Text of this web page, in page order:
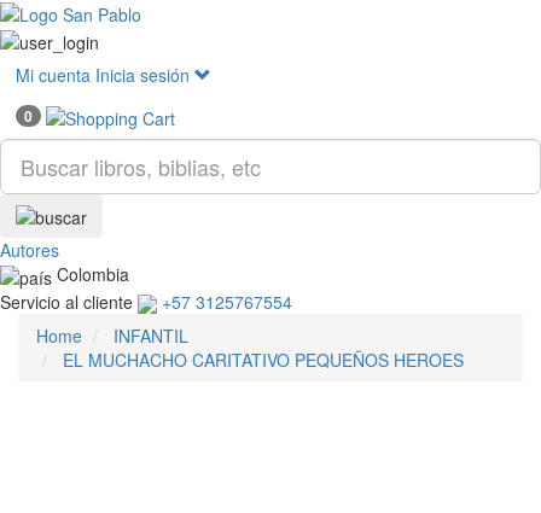
Mi cuenta Inicia sesión
0
Autores
Colombia
Servicio al cliente
+57 3125767554
Home
INFANTIL
EL MUCHACHO CARITATIVO PEQUEÑOS HEROES